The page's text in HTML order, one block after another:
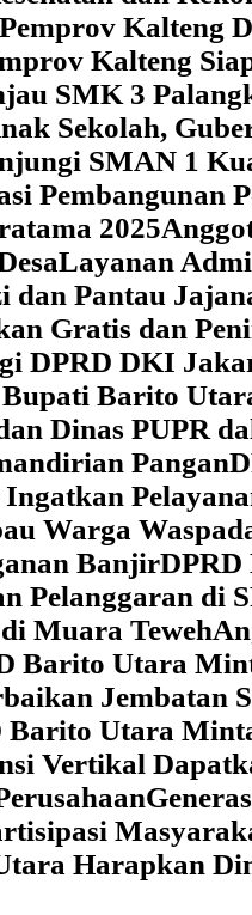
‎Pemprov Kalteng
Kalteng
SMK 3
Sekolah,
SMAN 1
Pembangunan
2025
Layanan
Pantau
Gratis dan
DPRD DKI
Barito
Dinas PUPR
Pangan
Warga
BanjirDPRD
Pelanggaran di
Muara Teweh
Barito Utara
Jembatan
Barito Utara
Vertikal
Harapkan